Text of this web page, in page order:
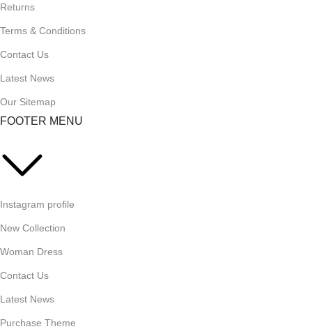
Returns
Terms & Conditions
Contact Us
Latest News
Our Sitemap
FOOTER MENU
Instagram profile
New Collection
Woman Dress
Contact Us
Latest News
Purchase Theme